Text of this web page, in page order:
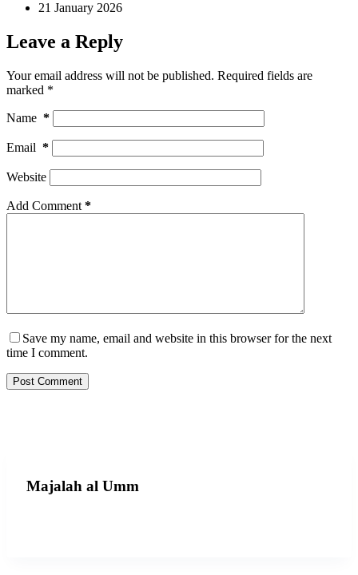
21 January 2026
Leave a Reply
Your email address will not be published. Required fields are
marked *
Name *
Email *
Website
Add Comment *
Save my name, email and website in this browser for the next
time I comment.
Post Comment
Majalah al Umm